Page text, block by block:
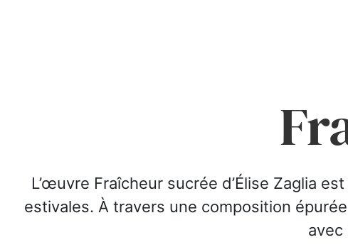
L’œuvre Fraîcheur sucrée d’Élise Zaglia
estivales. À travers une composition
avec